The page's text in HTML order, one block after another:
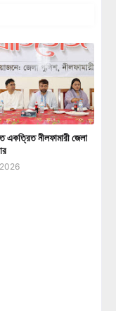
একত্রিত নীলফামারী জেলা